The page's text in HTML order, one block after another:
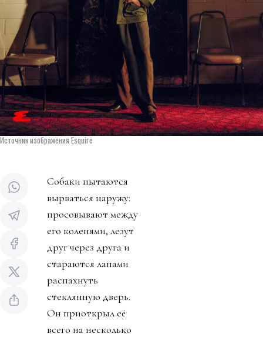
Источник изображения Esquire
Собаки пытаются
вырваться наружу:
просовывают между
его коленями, лезут
друг через друга и
стараются лапами
распахнуть
стеклянную дверь.
Он приоткрыл её
всего на несколько